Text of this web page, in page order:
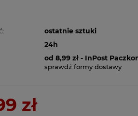
ostatnie sztuki
24h
od 8,99 zł - InPost
sprawdź formy dostawy
zł